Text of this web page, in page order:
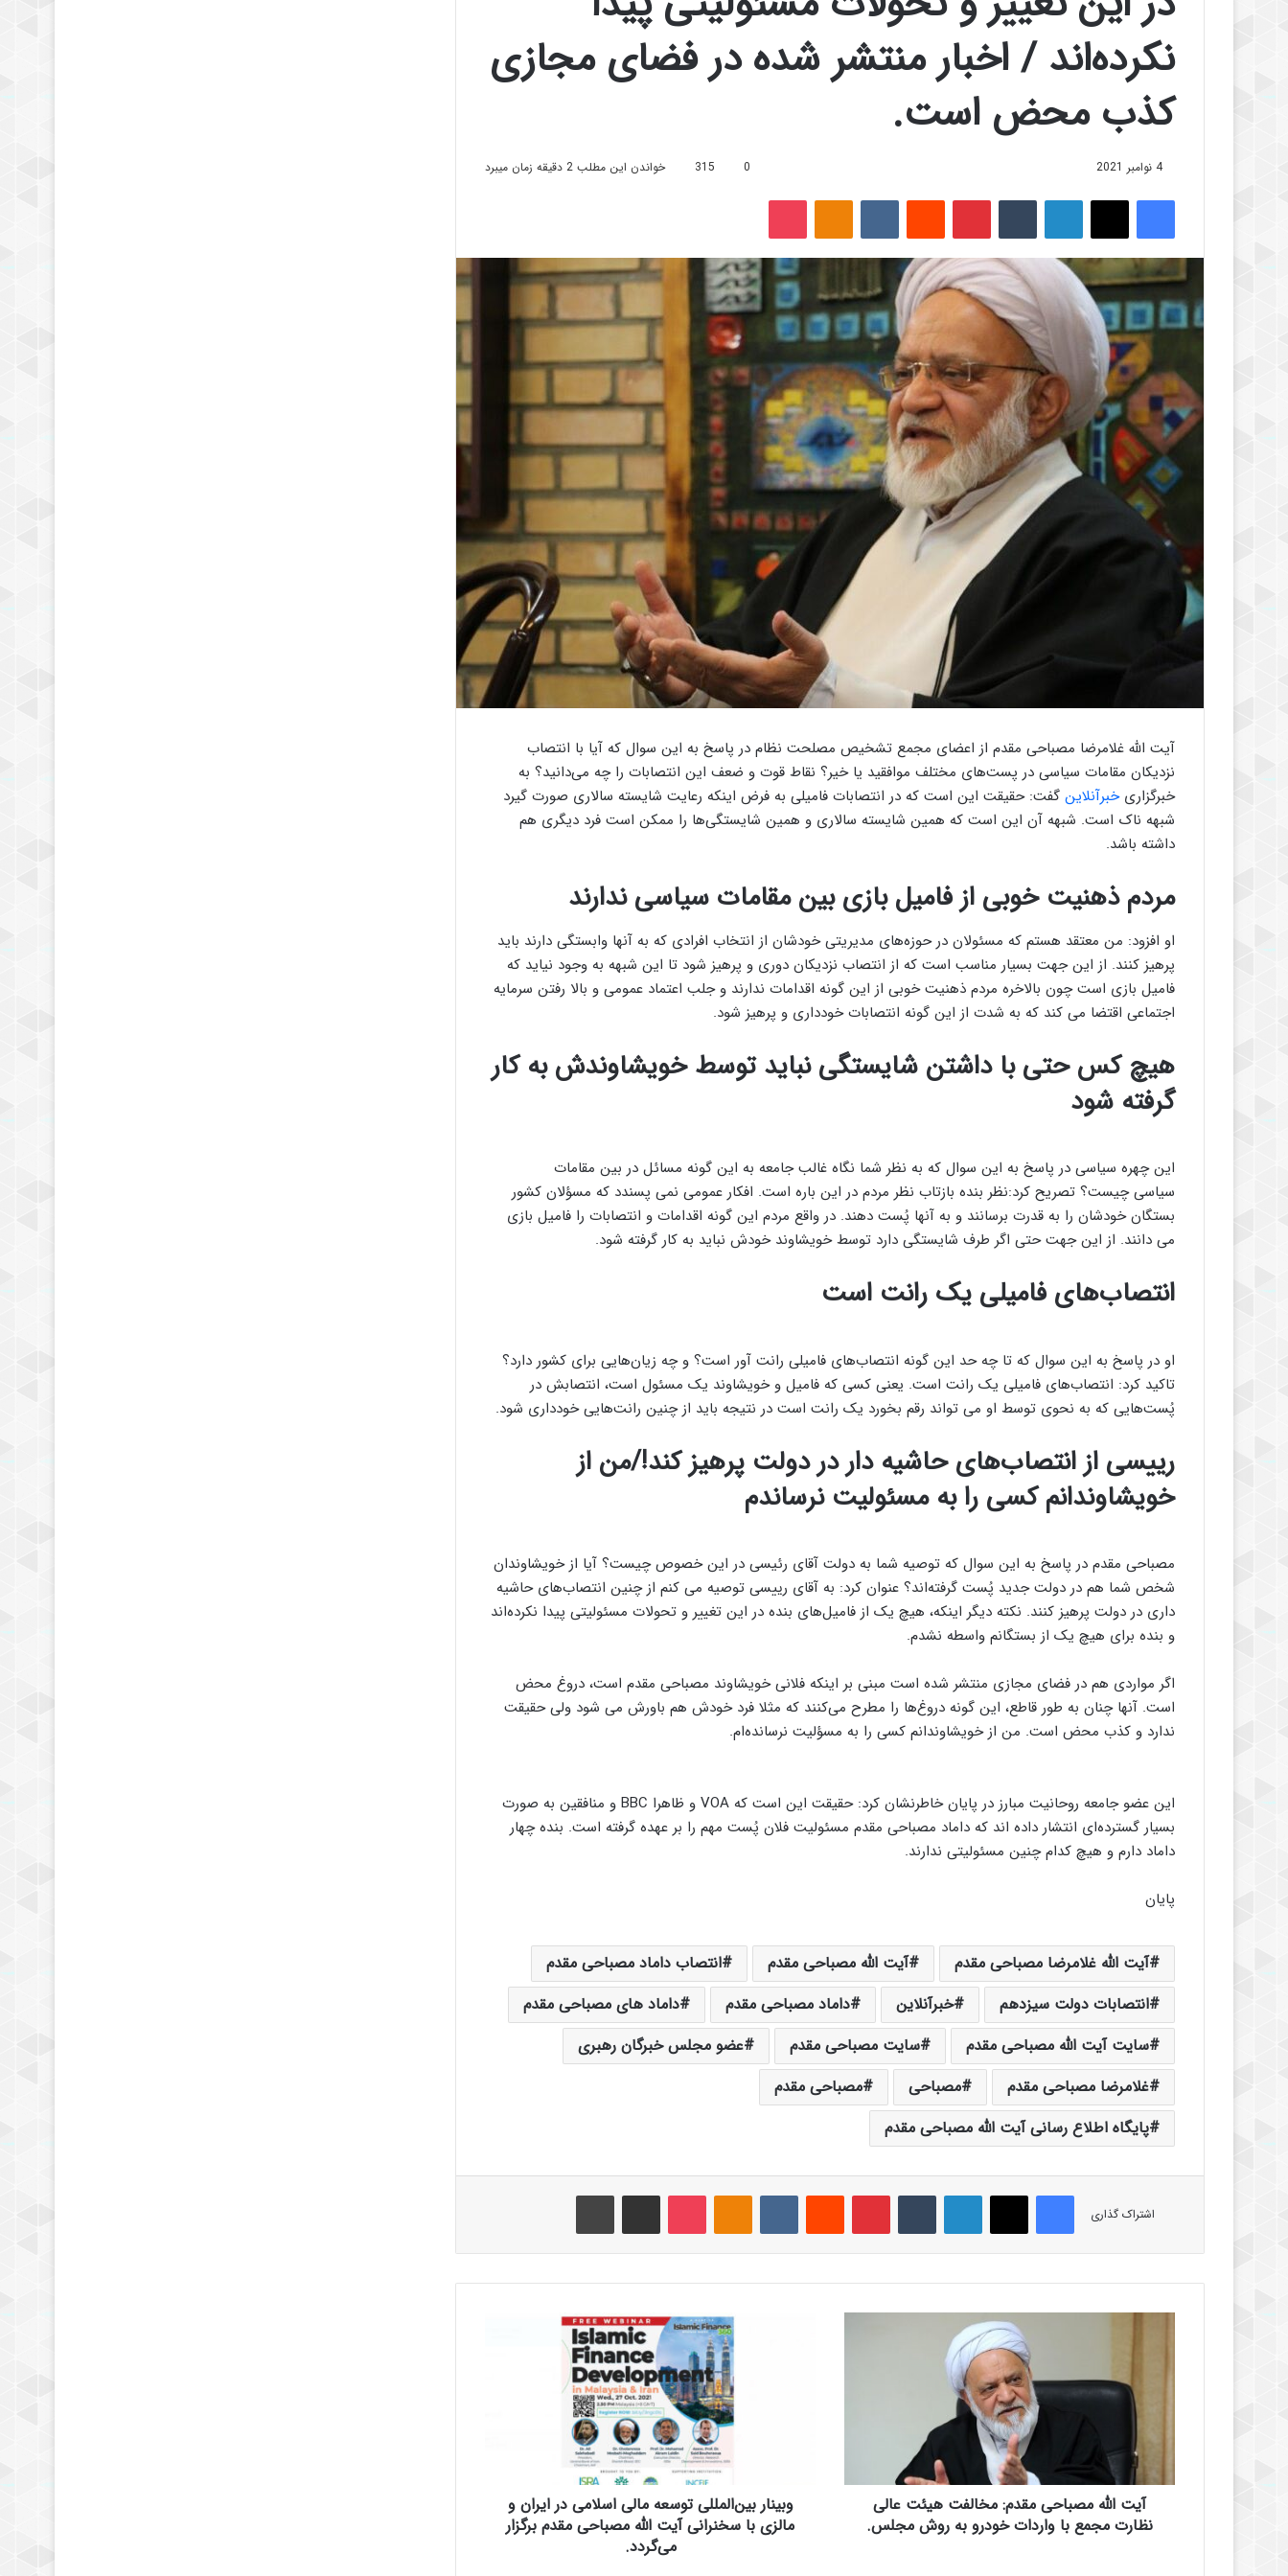
نکرده‌اند / اخبار منتشر شده در فضای مجازی
کذب محض است.
4 نوامبر 2021 0
315 خواندن این مطلب 2 دقیقه زمان میبرد
فیس بوک لینکدین ‫پین‌ترست ‫رددیت
آیت الله غلامرضا مصباحی مقدم از اعضای مجمع تشخیص مصلحت نظام در پاسخ به این سوال که آیا با انتصاب
نزدیکان مقامات سیاسی در پست‌های مختلف موافقید یا خیر؟ نقاط قوت و ضعف این انتصابات را چه می‌دانید؟ به
خبرگزاریخبرآنلاین گفت: حقیقت این است که در انتصابات فامیلی به فرض اینکه رعایت شایسته سالاری صورت گیرد
شبهه ناک است. شبهه آن این است که همین شایسته سالاری و همین شایستگی‌ها را ممکن است فرد دیگری هم
داشته باشد.
مردم ذهنیت خوبی از فامیل بازی بین مقامات سیاسی ندارند
او افزود: من معتقد هستم که مسئولان در حوزه‌های مدیریتی خودشان از انتخاب افرادی که به آنها وابستگی دارند باید
پرهیز کنند. از این جهت بسیار مناسب است که از انتصاب نزدیکان دوری و پرهیز شود تا این شبهه به وجود نیاید که
فامیل بازی است چون بالاخره مردم ذهنیت خوبی از این گونه اقدامات ندارند و جلب اعتماد عمومی و بالا رفتن سرمایه
اجتماعی اقتضا می کند که به شدت از این گونه انتصابات خودداری و پرهیز شود.
هیچ کس حتی با داشتن شایستگی نباید توسط خویشاوندش به کار
گرفته شود
این چهره سیاسی در پاسخ به این سوال که به نظر شما نگاه غالب جامعه به این گونه مسائل در بین مقامات
سیاسی چیست؟ تصریح کرد:نظر بنده بازتاب نظر مردم در این باره است. افکار عمومی نمی پسندد که مسؤلان کشور
بستگان خودشان را به قدرت برسانند و به آنها پُست دهند. در واقع مردم این گونه اقدامات و انتصابات را فامیل بازی
می دانند. از این جهت حتی اگر طرف شایستگی دارد توسط خویشاوند خودش نباید به کار گرفته شود.
انتصاب‌های فامیلی یک رانت است
او در پاسخ به این سوال که تا چه حد این گونه انتصاب‌های فامیلی رانت آور است؟ و چه زیان‌هایی برای کشور دارد؟
تاکید کرد: انتصاب‌های فامیلی یک رانت است. یعنی کسی که فامیل و خویشاوند یک مسئول است، انتصابش در
پُست‌هایی که به نحوی توسط او می تواند رقم بخورد یک رانت است در نتیجه باید از چنین رانت‌هایی خودداری شود.
رییسی از انتصاب‌های حاشیه دار در دولت پرهیز کند!/من از
خویشاوندانم کسی را به مسئولیت نرساندم
مصباحی مقدم در پاسخ به این سوال که توصیه شما به دولت آقای رئیسی در این خصوص چیست؟ آیا از خویشاوندان
شخص شما هم در دولت جدید پُست گرفته‌اند؟ عنوان کرد: به آقای رییسی توصیه می کنم از چنین انتصاب‌های حاشیه
داری در دولت پرهیز کنند. نکته دیگر اینکه، هیچ یک از فامیل‌های بنده در این تغییر و تحولات مسئولیتی پیدا نکرده‌اند
و بنده برای هیچ یک از بستگانم واسطه نشدم.
اگر مواردی هم در فضای مجازی منتشر شده است مبنی بر اینکه فلانی خویشاوند مصباحی مقدم است، دروغ محض
است. آنها چنان به طور قاطع، این گونه دروغ‌ها را مطرح می‌کنند که مثلا فرد خودش هم باورش می شود ولی حقیقت
ندارد و کذب محض است. من از خویشاوندانم کسی را به مسؤلیت نرسانده‌ام.
این عضو جامعه روحانیت مبارز در پایان خاطرنشان کرد: حقیقت این است که VOA و ظاهرا BBC و منافقین به صورت
بسیار گسترده‌ای انتشار داده اند که داماد مصباحی مقدم مسئولیت فلان پُست مهم را بر عهده گرفته است. بنده چهار
داماد دارم و هیچ کدام چنین مسئولیتی ندارند.
پایان
آیت الله غلامرضا مصباحی مقدم آیت الله مصباحی مقدم
انتصاب داماد مصباحی مقدم
انتصابات دولت سیزدهم
خبرآنلاین داماد مصباحی مقدم
داماد های مصباحی مقدم
سایت آیت الله مصباحی مقدم
سایت مصباحی مقدم
عضو مجلس خبرگان رهبری
غلامرضا مصباحی مقدم
مصباحی
مصباحی مقدم
پایگاه اطلاع رسانی آیت الله مصباحی مقدم
اشتراک گذاری
فیس بوک لینکدین ‫پین‌ترست ‫رددیت پاکت اشتراک گذاری از طریق ایمیل
ص
آیت الله مصباحی مقدم: مخالفت هیئت عالی
نظارت مجمع با واردات خودرو به روش مجلس.
وبینار بین‌المللی توسعه مالی اسلامی در ایران و
مالزی با سخنرانی آیت الله مصباحی مقدم برگزار
می‌گردد.